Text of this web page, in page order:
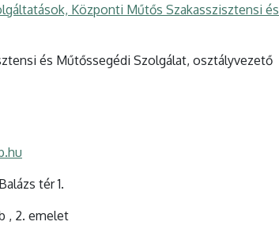
Központi Műtős Szakasszisztensi és
és Műtőssegédi Szolgálat, osztályvezető
tér 1.
, 2. emelet